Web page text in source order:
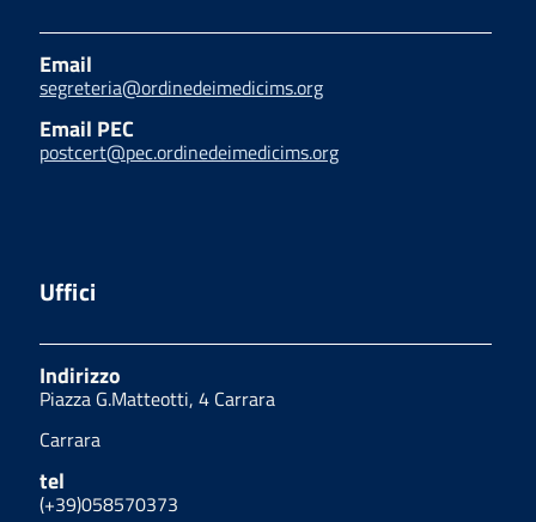
Email
segreteria@ordinedeimedicims.org
Email PEC
postcert@pec.ordinedeimedicims.org
Uffici
Indirizzo
Piazza G.Matteotti, 4 Carrara
Carrara
tel
(+39)058570373